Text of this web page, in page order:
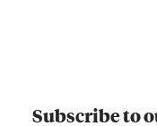
Subscribe to